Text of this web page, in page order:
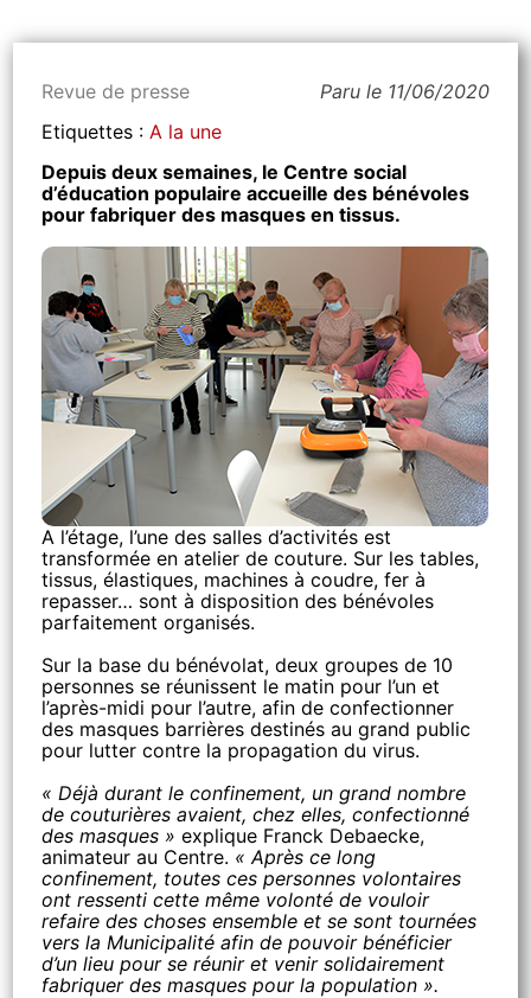
Revue de presse
Etiquettes :A la une
Paru le 11/06/2020
Depuis deux semaines, le Centre social
d’éducation populaire accueille des bénévoles
pour fabriquer des masques en tissus.
A l’étage, l’une des salles d’activités est
transformée en atelier de couture. Sur les tables,
tissus, élastiques, machines à coudre, fer à
repasser… sont à disposition des bénévoles
parfaitement organisés.
Sur la base du bénévolat, deux groupes de 10
personnes se réunissent le matin pour l’un et
l’après-midi pour l’autre, afin de confectionner
des masques barrières destinés au grand public
pour lutter contre la propagation du virus.
« Déjà durant le confinement, un grand nombre
de couturières avaient, chez elles, confectionné
des masques »explique Franck Debaecke,
animateur au Centre. « Après ce long
confinement, toutes ces personnes volontaires
ont ressenti cette même volonté de vouloir
refaire des choses ensemble et se sont tournées
vers la Municipalité afin de pouvoir bénéficier
d’un lieu pour se réunir et venir solidairement
fabriquer des masques pour la population ».